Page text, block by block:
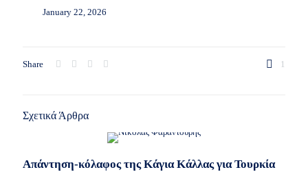
January 22, 2026
Share 1
Σχετικά Άρθρα
Απάντηση-κόλαφος της Κάγια Κάλλας για Τουρκία